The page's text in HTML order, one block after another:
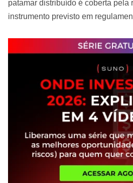
patamar distribuído é coberta pela
instrumento previsto em